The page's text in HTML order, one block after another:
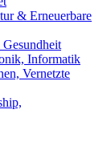
& Erneuerbare
Informatik
Vernetzte